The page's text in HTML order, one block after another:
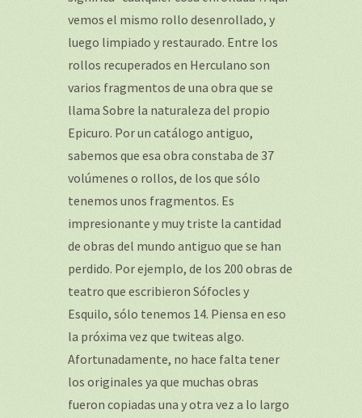
vemos el mismo rollo desenrollado, y
luego limpiado y restaurado. Entre los
rollos recuperados en Herculano son
varios fragmentos de una obra que se
llama Sobre la naturaleza del propio
Epicuro. Por un catálogo antiguo,
sabemos que esa obra constaba de 37
volúmenes o rollos, de los que sólo
tenemos unos fragmentos. Es
impresionante y muy triste la cantidad
de obras del mundo antiguo que se han
perdido. Por ejemplo, de los 200 obras de
teatro que escribieron Sófocles y
Esquilo, sólo tenemos 14. Piensa en eso
la próxima vez que twiteas algo.
Afortunadamente, no hace falta tener
los originales ya que muchas obras
fueron copiadas una y otra vez a lo largo